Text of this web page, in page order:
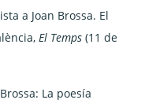
a Joan Brossa. El
El Temps(11 de
La poesía